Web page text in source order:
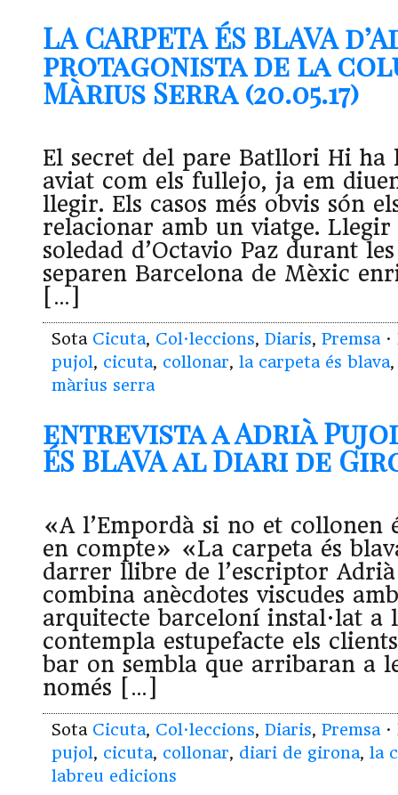
LA CARPETA ÉS BLAVA
protagonista de la
Màrius Serra (20.05.17)
El secret del pare Batllori Hi ha
aviat com els fullejo, ja em
llegir. Els casos més obvis són
relacionar amb un viatge.
soledad d’Octavio Paz durant
separen Barcelona de Mèxic
[…]
Sota Cicuta, Col·leccions, Diaris, Premsa
pujol, cicuta, collonar, la carpeta és blava
màrius serra
entrevista a Adrià Pujol
ÉS BLAVA al Diari de
«A l’Empordà si no et collonen
en compte» «La carpeta és
darrer llibre de l’escriptor
combina anècdotes viscudes
arquitecte barceloní instal·lat a
contempla estupefacte els
bar on sembla que arribaran a
només […]
Sota Cicuta, Col·leccions, Diaris, Premsa
pujol, cicuta, collonar, diari de girona, la
labreu edicions